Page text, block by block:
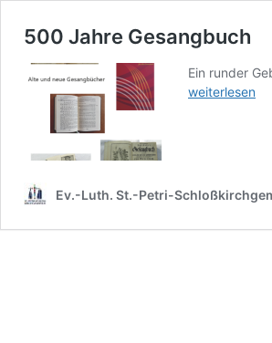
500 Jahre Gesangbuch
Ein runder
weiterlesen
Ev.-Luth. St.-Petri-